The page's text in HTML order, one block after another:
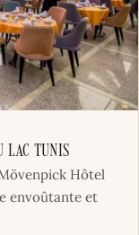
Lac Tunis
Hôtel
envoûtante et